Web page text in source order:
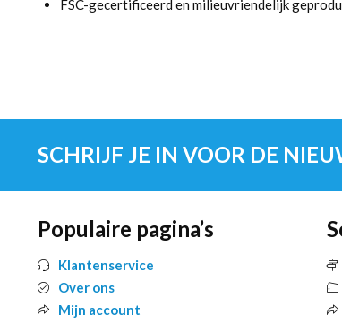
FSC-gecertificeerd en milieuvriendelijk
SCHRIJF JE IN VOOR DE
Populaire pagina’s
Klantenservice
Over ons
Mijn account